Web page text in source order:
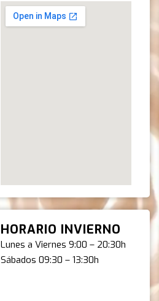
HORARIO INVIERNO
Lunes a Viernes 9:00 – 20:30h
Sábados 09:30 – 13:30h